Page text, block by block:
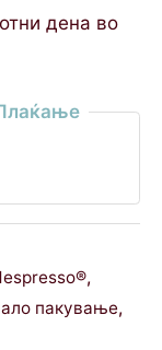
дена во
,
пакување,